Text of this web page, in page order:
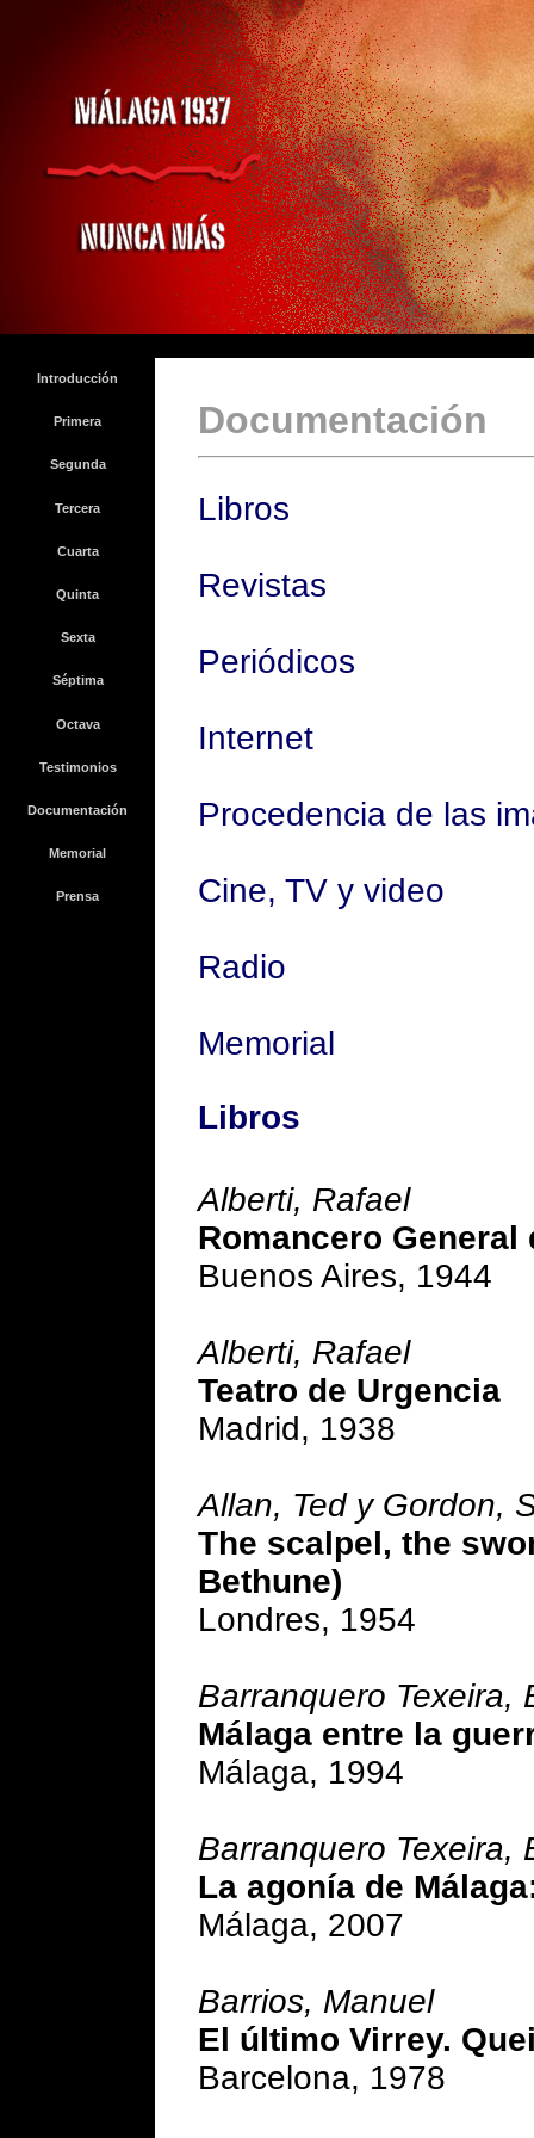
Introducción
Primera
Segunda
Tercera
Cuarta
Quinta
Sexta
Séptima
Octava
Testimonios
Documentación
Memorial
Prensa
Documentación
Libros
Revistas
Periódicos
Internet
Procedencia de las
Cine, TV y video
Radio
Memorial
Libros
Alberti, Rafael
Romancero
Buenos Aires, 1944
Alberti, Rafael
Teatro de Urgencia
Madrid, 1938
Allan, Ted y Gordon,
The scalpel, the
Bethune)
Londres, 1954
Barranquero Texeira,
Málaga entre la
Málaga, 1994
Barranquero Texeira,
La agonía de
Málaga, 2007
Barrios, Manuel
El último Virrey.
Barcelona, 1978